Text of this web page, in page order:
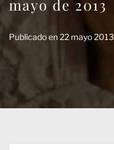
mayo de 2013
Publicado en22 mayo 2013